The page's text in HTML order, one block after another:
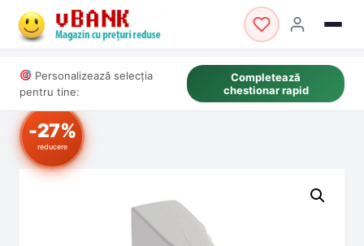
Personalizează selecția
pentru tine:
Completează
chestionar rapid
-27%
reducere